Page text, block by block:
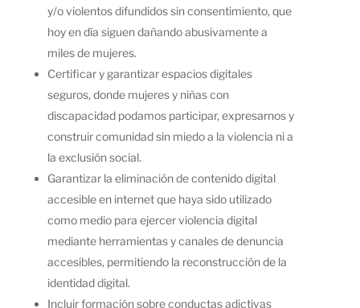
y/o violentos difundidos sin consentimiento, que
hoy en día siguen dañando abusivamente a
miles de mujeres.
Certificar y garantizar espacios digitales
seguros, donde mujeres y niñas con
discapacidad podamos participar, expresarnos y
construir comunidad sin miedo a la violencia ni a
la exclusión social.
Garantizar la eliminación de contenido digital
accesible en internet que haya sido utilizado
como medio para ejercer violencia digital
mediante herramientas y canales de denuncia
accesibles, permitiendo la reconstrucción de la
identidad digital.
Incluir formación sobre conductas adictivas